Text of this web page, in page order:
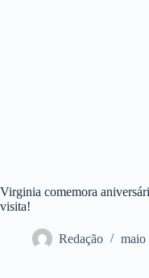
Virginia comemora
visita!
Redação maio